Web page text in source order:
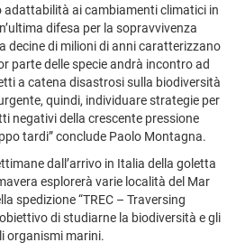
adattabilità ai cambiamenti climatici in
difesa per la sopravvivenza
decine di milioni di anni caratterizzano
parte delle specie andrà incontro ad
a catena disastrosi sulla biodiversità
quindi, individuare strategie per
negativi della crescente pressione
tardi” conclude Paolo Montagna.
dall’arrivo in Italia della goletta
esplorerà varie località del Mar
spedizione “TREC – Traversing
di studiarne la biodiversità e gli
organismi marini.